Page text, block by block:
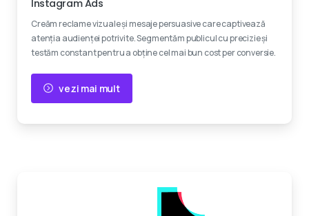
Instagram Ads
Creăm reclame vizuale și mesaje persuasive care captivează
atenția audienței potrivite. Segmentăm publicul cu precizie și
testăm constant pentru a obține cel mai bun cost per conversie.
vezi mai mult